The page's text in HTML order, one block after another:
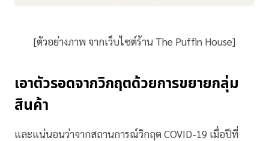
[ตัวอย่างภาพ จากเว็บไซต์ร้าน The Puffin House]
เอาตัวรอดจากวิกฤตด้วยการขยายกลุ่ม
สินค้า
และแน่นอนว่าจากสถานการณ์วิกฤต COVID-19 เมื่อปีที่